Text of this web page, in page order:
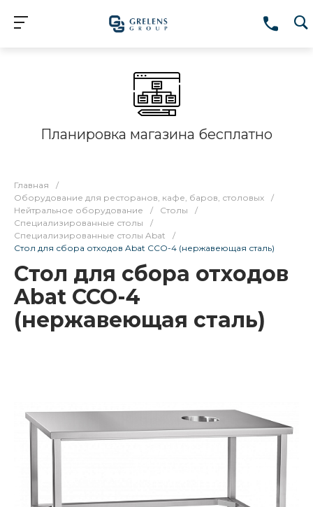
Планировка магазина бесплатно
Главная
/
Оборудование для ресторанов, кафе, баров, столовых
/
Нейтральное оборудование
/ Столы
/
Специализированные столы
/
Специализированные столы Abat
/
Стол для сбора отходов Abat ССО-4 (нержавеющая сталь)
Стол для сбора отходов
Abat ССО-4
(нержавеющая сталь)